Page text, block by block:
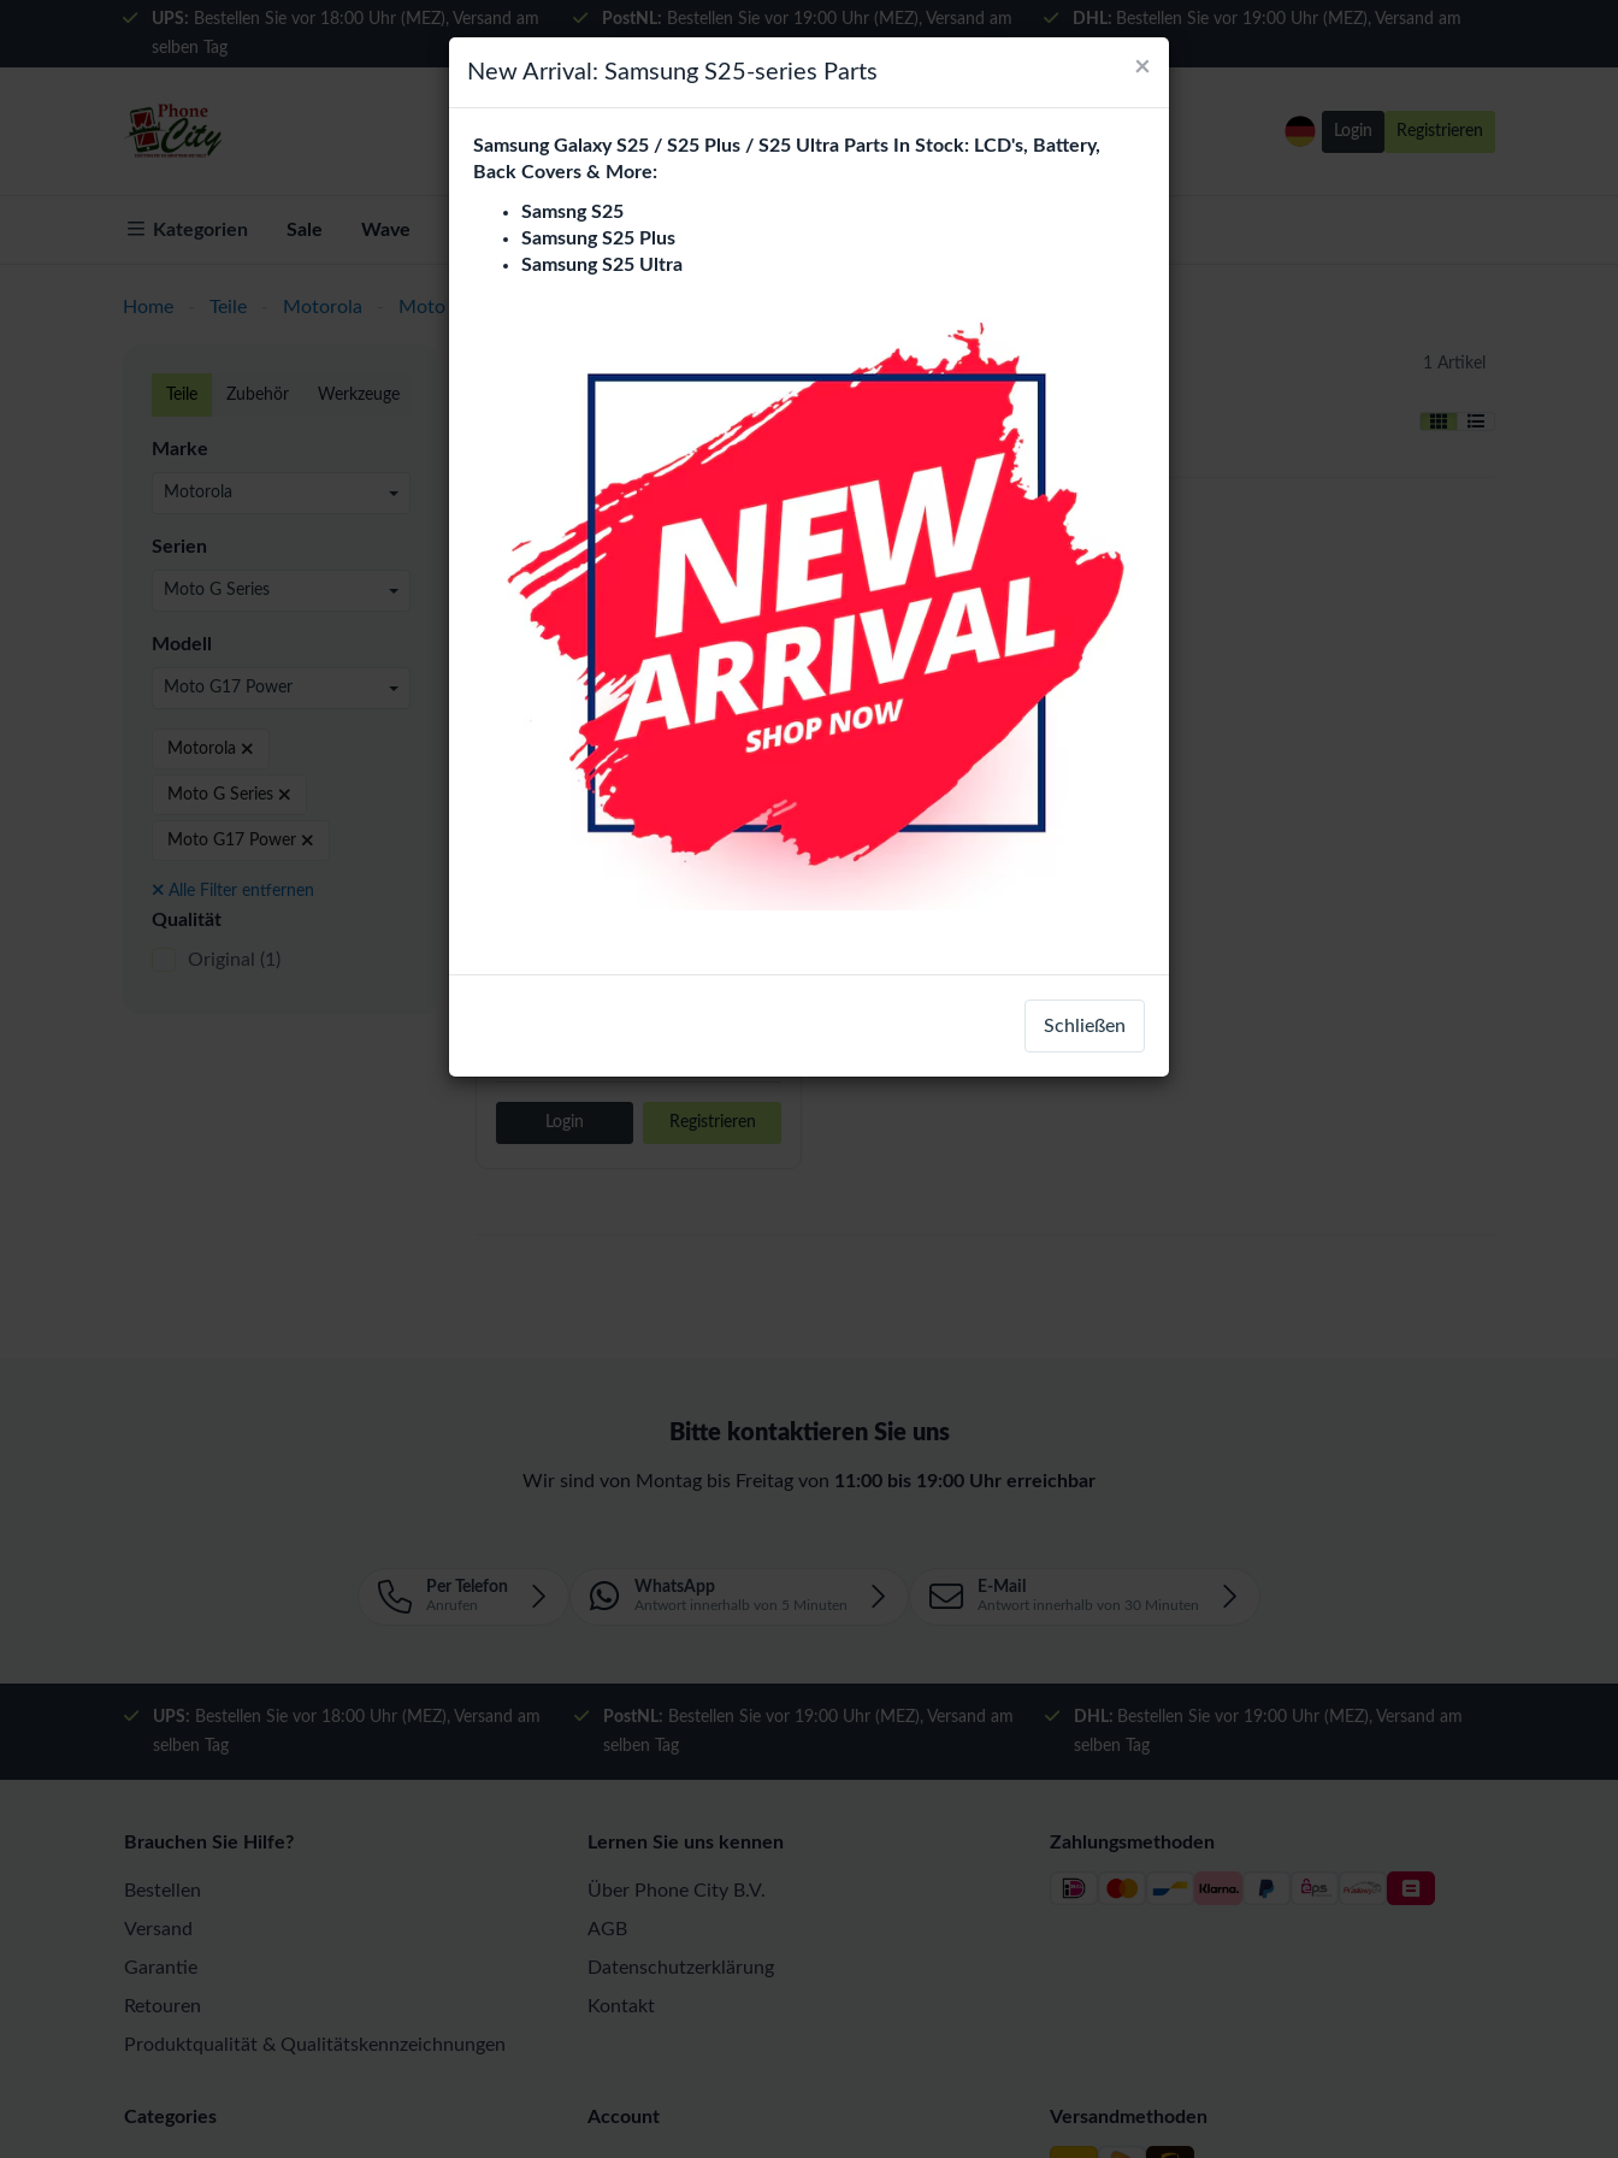
Wählen Sie Ihre Sprache
Es sieht so aus, als wären Sie in
Vereinigte Staaten
UPS: Bestellen Sie vor 18:00 Uhr (MEZ), Versand am
selben Tag
PostNL: Bestellen Sie vor 19:00 Uhr (MEZ), Versand am
DHL: Bestellen Sie vor 19:00 Uhr (MEZ), Versand am
Login Registrieren
Kategorien Sale Wave Über Phone City Blogs
Home Teile Motorola Moto G Series
Teile Zubehör Werkzeuge
Marke
Motorola
Serien
Moto G Series
Modell
Moto G17 Power
Motorola
Moto G Series
Moto G17 Power
Alle Filter entfernen
Qualität
Original (1)
Moto G17 Power Replacement Parts Wholesale 1 Artikel
Datum (absteigend)
Original
Motorola Moto G17 / G17
Login Registrieren
Bitte kontaktieren Sie uns
Wir sind von Montag bis Freitag von 11:00 bis 19:00 Uhr erreichbar
Per Telefon
Anrufen
WhatsApp
Antwort innerhalb von 5 Minuten
E-Mail
Antwort innerhalb von 30 Minuten
UPS: Bestellen Sie vor 18:00 Uhr (MEZ), Versand am
selben Tag
PostNL: Bestellen Sie vor 19:00 Uhr (MEZ), Versand am
selben Tag
DHL: Bestellen Sie vor 19:00 Uhr (MEZ), Versand am
selben Tag
Brauchen Sie Hilfe?
Bestellen
Versand
Garantie
Retouren
Produktqualität & Qualitätskennzeichnungen
Lernen Sie uns kennen
Über Phone City B.V.
AGB
Datenschutzerklärung
Kontakt
Zahlungsmethoden
Versandmethoden
Categories Account
×
New Arrival: Samsung S25-series Parts
Samsung Galaxy S25 / S25 Plus / S25 Ultra Parts In Stock: LCD's, Battery,
Back Covers & More:
Samsng S25
Samsung S25 Plus
Samsung S25 Ultra
Schließen